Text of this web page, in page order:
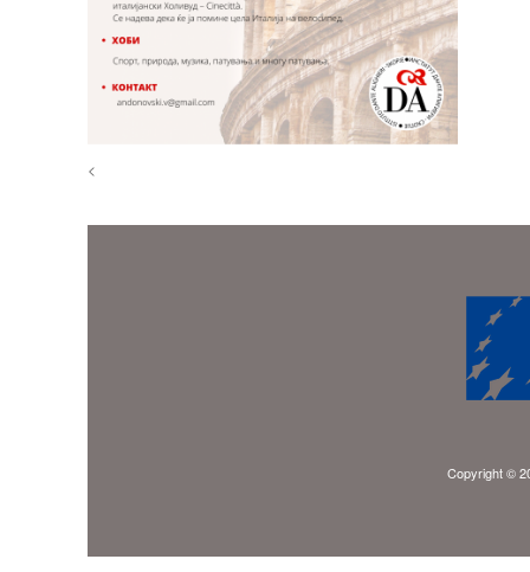
<
Copyright ©